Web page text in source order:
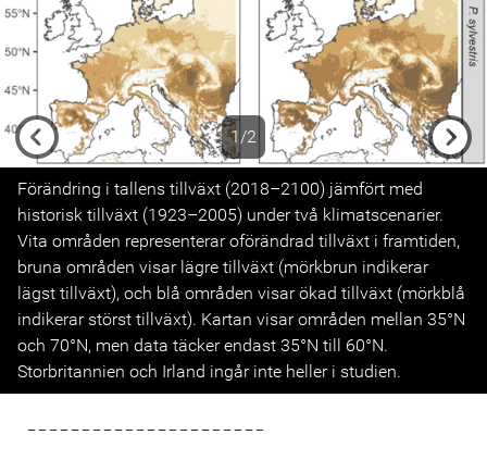
1/2
Previous
Förändring i tallens tillväxt (2018–2100) jämfört med
historisk tillväxt (1923–2005) under två klimatscenarier.
Vita områden representerar oförändrad tillväxt i framtiden,
bruna områden visar lägre tillväxt (mörkbrun indikerar
lägst tillväxt), och blå områden visar ökad tillväxt (mörkblå
indikerar störst tillväxt). Kartan visar områden mellan 35°N
och 70°N, men data täcker endast 35°N till 60°N.
Storbritannien och Irland ingår inte heller i studien.
----------------------